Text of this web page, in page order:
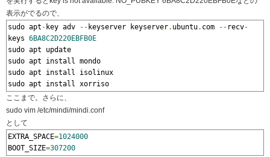
表示がでるので、
sudo apt - key adv -- keyserver keyserver. ubuntu. com -- recv-
keys 6BA8C2D220EBFB0E
sudo apt update
sudo apt install mondo
sudo apt install isolinux
sudo apt install xorriso
ここまで。さらに、
sudo vim /etc/mindi/mindi.conf
として
EXTRA_SPACE=1024000
BOOT_SIZE=307200